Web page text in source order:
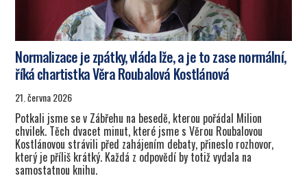
Normalizace je zpátky, vláda lže, a je to zase normální,
říká chartistka Věra Roubalová Kostlánová
21. června 2026
Potkali jsme se v Zábřehu na besedě, kterou pořádal Milion
chvilek. Těch dvacet minut, které jsme s Věrou Roubalovou
Kostlánovou strávili před zahájením debaty, přineslo rozhovor,
který je příliš krátký. Každá z odpovědí by totiž vydala na
samostatnou knihu.